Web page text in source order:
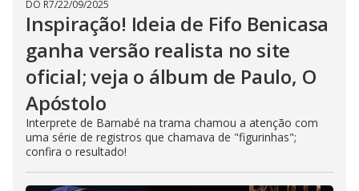
DO R7/22/09/2025
Inspiração! Ideia de Fifo Benicasa
ganha versão realista no site
oficial; veja o álbum de Paulo, O
Apóstolo
Interprete de Barnabé na trama chamou a atenção com
uma série de registros que chamava de "figurinhas";
confira o resultado!